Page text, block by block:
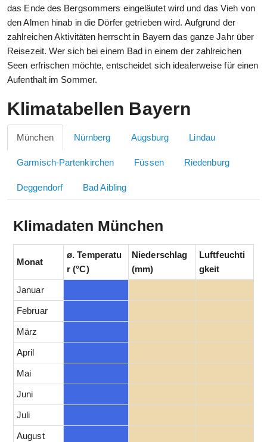
das Ende des Bergsommers eingeläutet wird und das Vieh von
den Almen hinab in die Dörfer getrieben wird. Aufgrund der
zahlreichen Aktivitäten herrscht in Bayern das ganze Jahr über
Reisezeit. Wer sich bei einem Bad in einem der zahlreichen
Seen erfrischen möchte, entscheidet sich idealerweise für einen
Aufenthalt im Sommer.
Klimatabellen Bayern
München Nürnberg Augsburg Lindau
Garmisch-Partenkirchen Füssen Riedenburg
Deggendorf Bad Aibling
Klimadaten München
Monat
ø. Temperatu
r (°C)
Niederschlag
(mm)
Luftfeuchti
gkeit
Januar
Februar
März
April
Mai
Juni
Juli
August